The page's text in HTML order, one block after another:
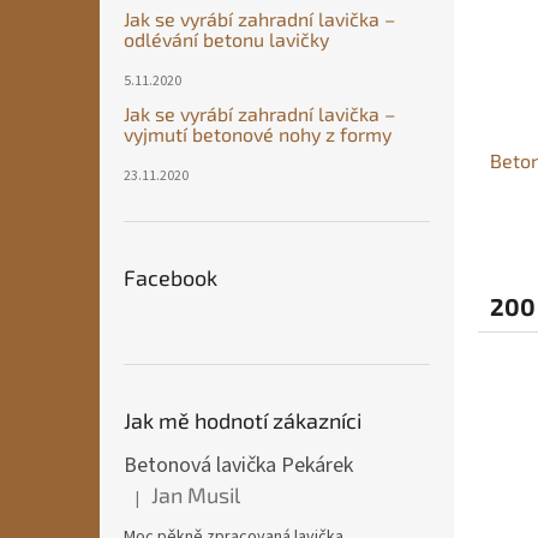
Jak se vyrábí zahradní lavička –
odlévání betonu lavičky
5.11.2020
Jak se vyrábí zahradní lavička –
vyjmutí betonové nohy z formy
23.11.2020
Facebook
Jak mě hodnotí zákazníci
Betonová lavička Pekárek
Hodnocení produktu je 5 z 5 hvězdiček.
| Jan Musil
200